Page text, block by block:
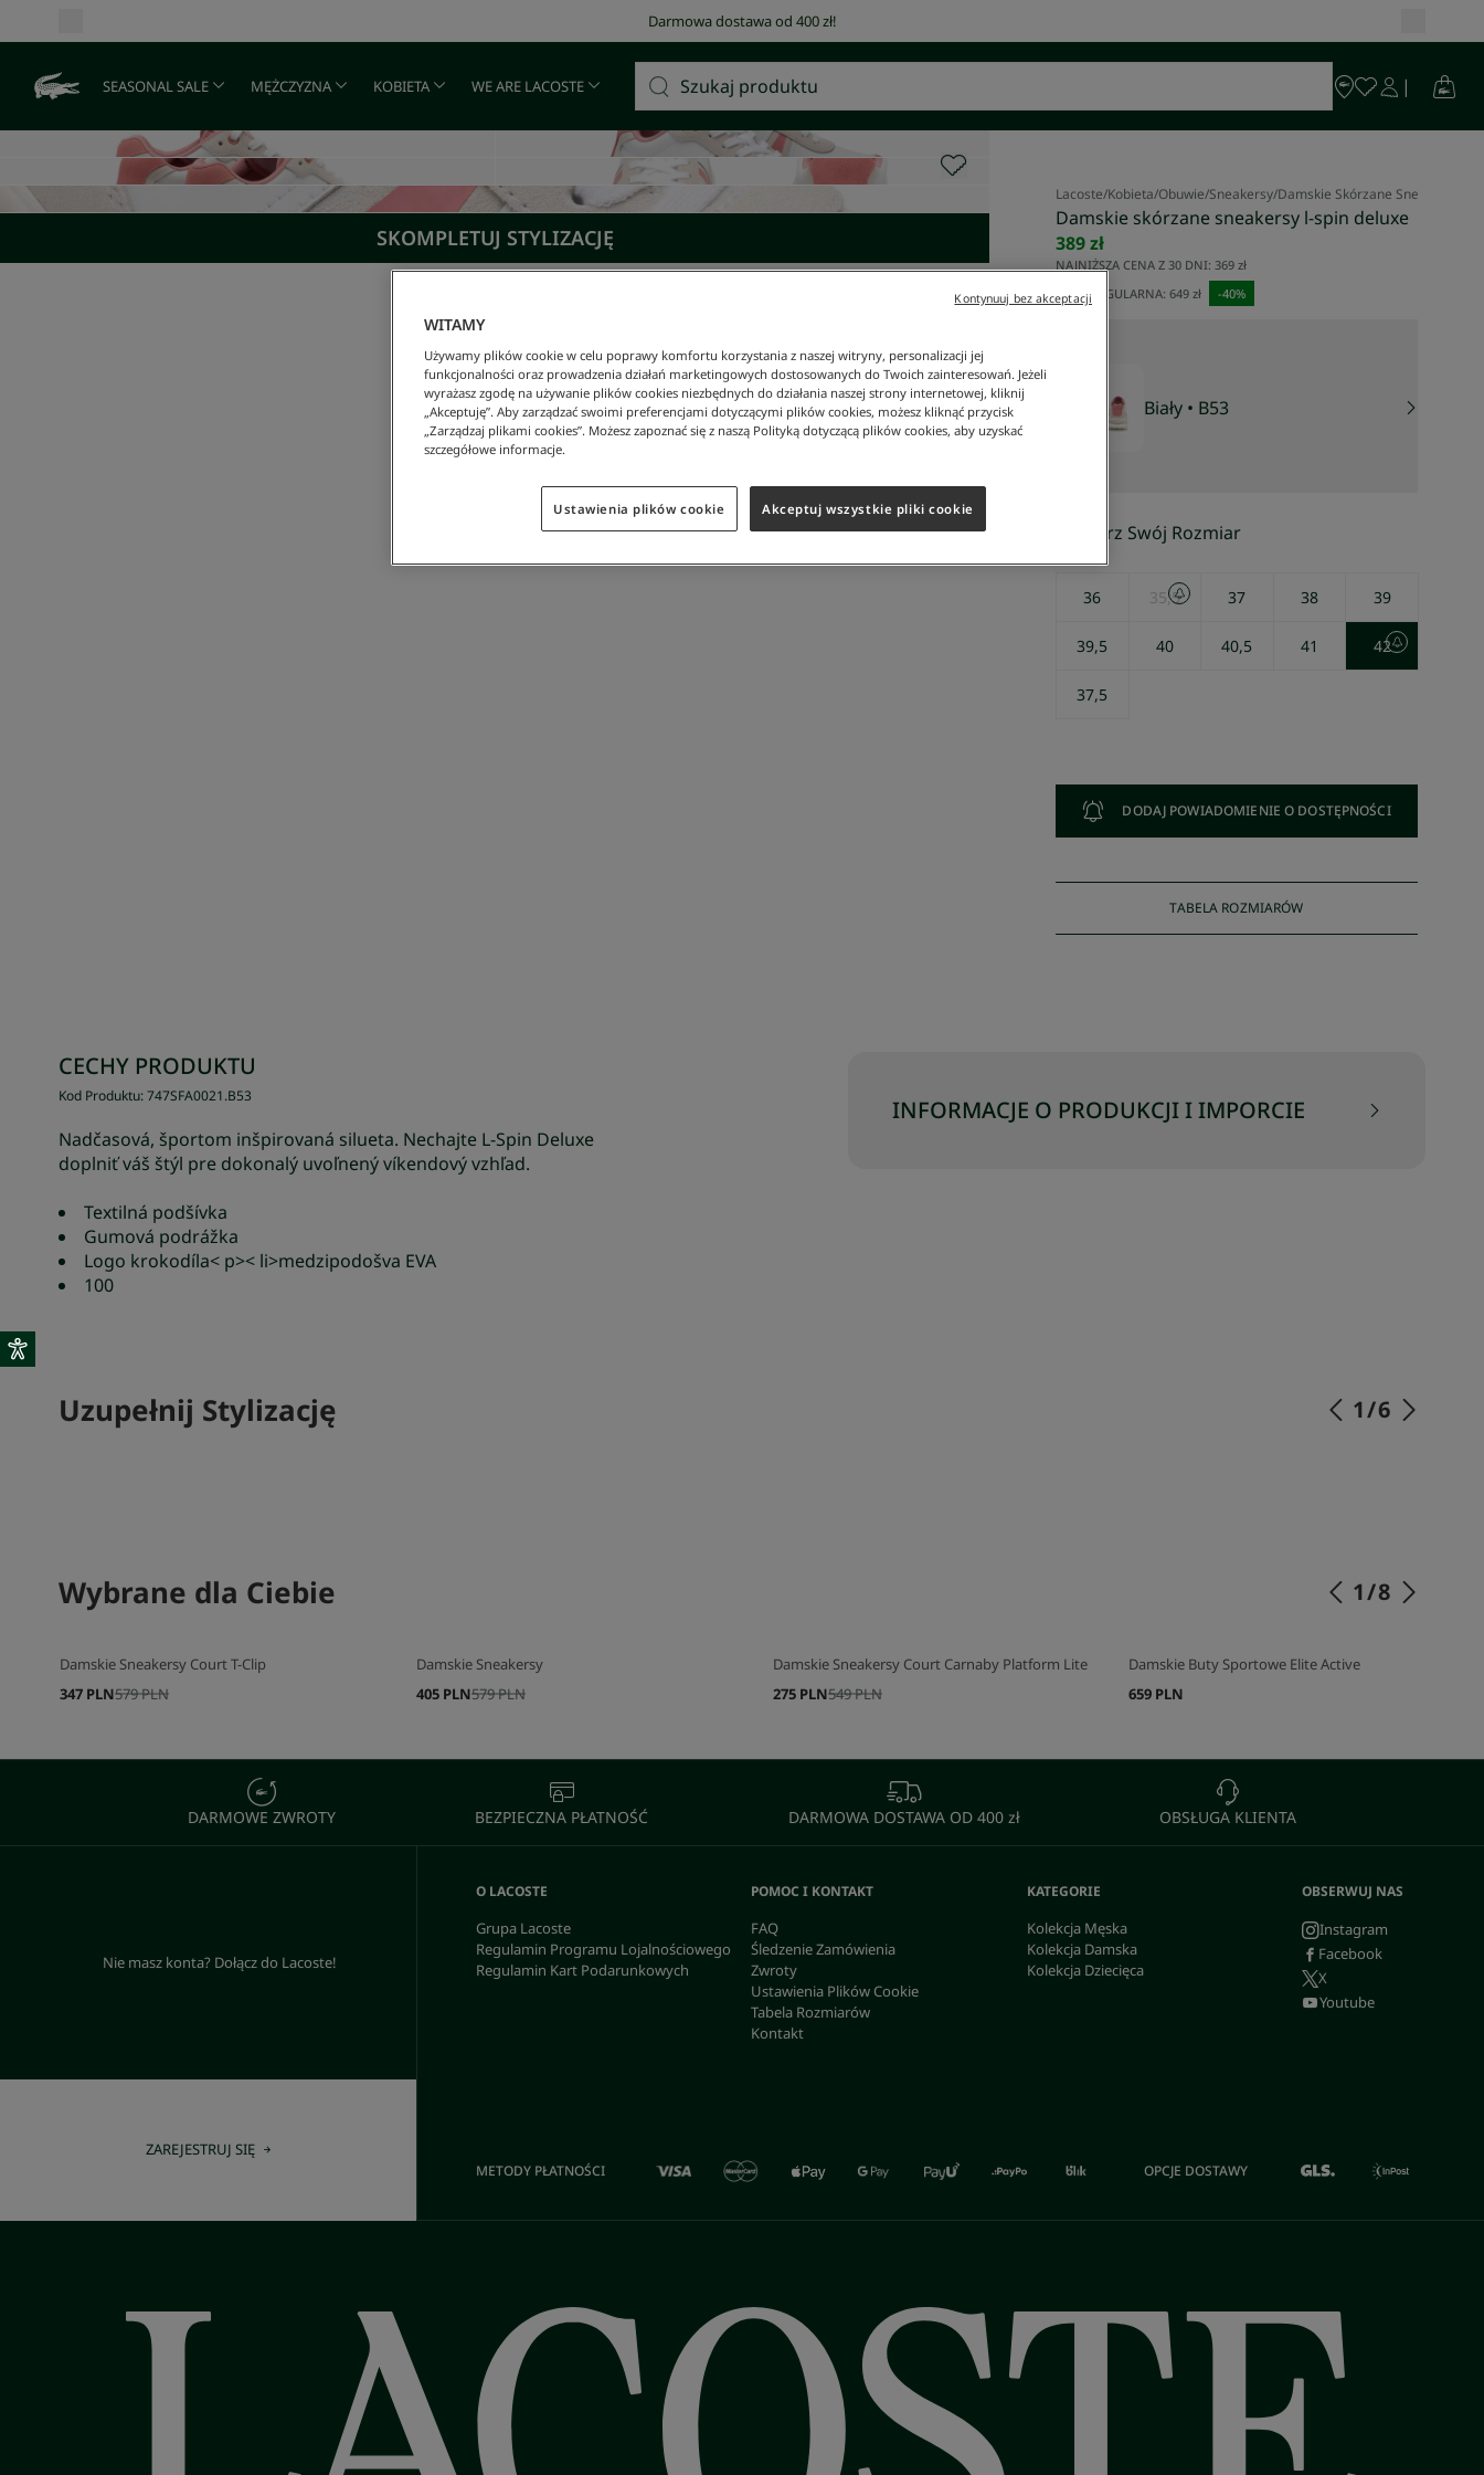
Darmowa dostawa od 400 zł!
SEASONAL SALE MĘŻCZYZNA KOBIETA WE ARE LACOSTE
SKOMPLETUJ STYLIZACJĘ
Lacoste/Kobieta/Obuwie/Sneakersy/Damskie Skórzane Sneakersy L-
Damskie skórzane sneakersy l-spin deluxe
389 zł
NAJNIŻSZA CENA Z 30 DNI: 369 zł
CENA REGULARNA: 649 zł -40%
Wybierz Swój Rozmiar
36 35,5 37 38 39
39,5 40 40,5 41 42
37,5
Biały • B53
DODAJ POWIADOMIENIE O DOSTĘPNOŚCI
TABELA ROZMIARÓW
CECHY PRODUKTU
Kod Produktu:747SFA0021.B53
Nadčasová, športom inšpirovaná silueta. Nechajte L-Spin Deluxe
doplniť váš štýl pre dokonalý uvoľnený víkendový vzhľad.
Textilná podšívka
Gumová podrážka
Logo krokodíla< p>< li>medzipodošva EVA
100
INFORMACJE O PRODUKCJI I IMPORCIE
Uzupełnij Stylizację 1/6
SKOMPLETUJ SWÓJ ZESTAW
Wybrane dla Ciebie 1/8
Damskie Sneakersy Court T-Clip
579 PLN
347 PLN
Damskie Sneakersy
579 PLN
405 PLN
Damskie Sneakersy Court Carnaby Platform Lite
549 PLN
275 PLN
Damskie Buty Sportowe Elite Active
659 PLN
DARMOWE ZWROTY BEZPIECZNA PŁATNOŚĆ DARMOWA DOSTAWA OD 400 zł OBSŁUGA KLIENTA
Nie masz konta? Dołącz do Lacoste!
ZAREJESTRUJ SIĘ
O LACOSTE
Grupa Lacoste
Regulamin Programu Lojalnościowego
Regulamin Kart Podarunkowych
POMOC I KONTAKT
FAQ
Śledzenie Zamówienia
Zwroty
Ustawienia Plików Cookie
Tabela Rozmiarów
Kontakt
KATEGORIE
Kolekcja Męska
Kolekcja Damska
Kolekcja Dziecięca
OBSERWUJ NAS
Instagram
Facebook
X
Youtube
METODY PŁATNOŚCI OPCJE DOSTAWY
WITAMY
Używamy plików cookie w celu poprawy komfortu korzystania z naszej witryny, personalizacji jej
funkcjonalności oraz prowadzenia działań marketingowych dostosowanych do Twoich zainteresowań. Jeżeli
wyrażasz zgodę na używanie plików cookies niezbędnych do działania naszej strony internetowej, kliknij
„Akceptuję”. Aby zarządzać swoimi preferencjami dotyczącymi plików cookies, możesz kliknąć przycisk
„Zarządzaj plikami cookies”. Możesz zapoznać się z naszą Polityką dotyczącą plików cookies, aby uzyskać
szczegółowe informacje.
Ustawienia plików cookie Akceptuj wszystkie pliki cookie
Kontynuuj bez akceptacji